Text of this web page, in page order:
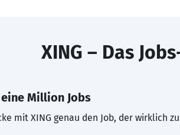
XING – Das
Million Jobs
mit XING genau den Job, der wirklich